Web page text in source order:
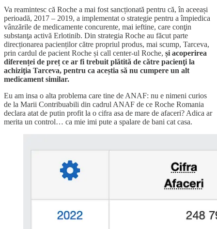
Va reamintesc că Roche a mai fost sancționată pentru că, în aceeași
perioadă, 2017 – 2019, a implementat o strategie pentru a împiedica
vânzările de medicamente concurente, mai ieftine, care conţin
substanţa activă Erlotinib. Din strategia Roche au făcut parte
direcționarea pacienților către propriul produs, mai scump, Tarceva,
prin cardul de pacient Roche și call center-ul Roche, și acoperirea
diferenței de preț ce ar fi trebuit plătită de către pacienţi la
achiziţia Tarceva, pentru ca aceștia să nu cumpere un alt
medicament similar.
Eu am insa o alta problema care tine de ANAF: nu e nimeni curios
de la Marii Contribuabili din cadrul ANAF de ce Roche Romania
declara atat de putin profit la o cifra asa de mare de afaceri? Adica ar
merita un control… ca mie imi pute a spalare de bani cat casa.